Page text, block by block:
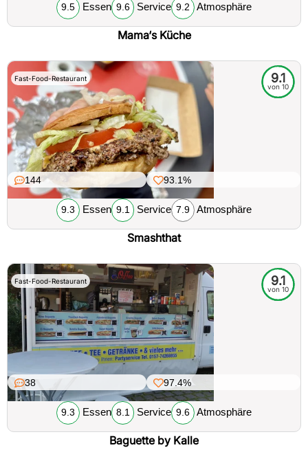
9.5 Essen 9.6 Service 9.2 Atmosphäre
Mama‘s Küche
Fast-Food-Restaurant 9.1
von 10
144 93.1%
9.3 Essen 9.1 Service 7.9 Atmosphäre
Smashthat
Fast-Food-Restaurant 9.1
von 10
38 97.4%
9.3 Essen 8.1 Service 9.6 Atmosphäre
Baguette by Kalle